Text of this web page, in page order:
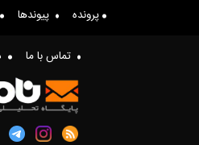
پرونده
پیوندها
تماس با ما